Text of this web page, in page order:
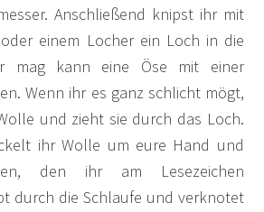
Anschließend knipst ihr mit
einem Locher ein Loch in die
mag kann eine Öse mit einer
Wenn ihr es ganz schlicht mögt,
und zieht sie durch das Loch.
ihr Wolle um eure Hand und
den ihr am Lesezeichen
durch die Schlaufe und verknotet